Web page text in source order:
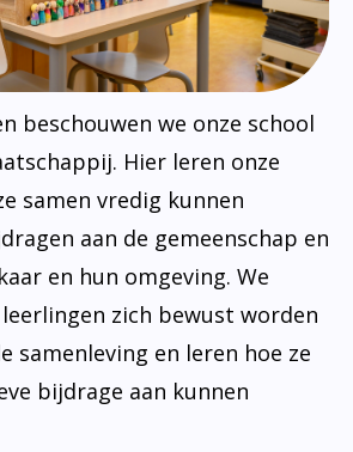
beschouwen we onze school
Hier leren onze
samen vredig kunnen
aan de gemeenschap en
en hun omgeving. We
zich bewust worden
samenleving en leren hoe ze
bijdrage aan kunnen